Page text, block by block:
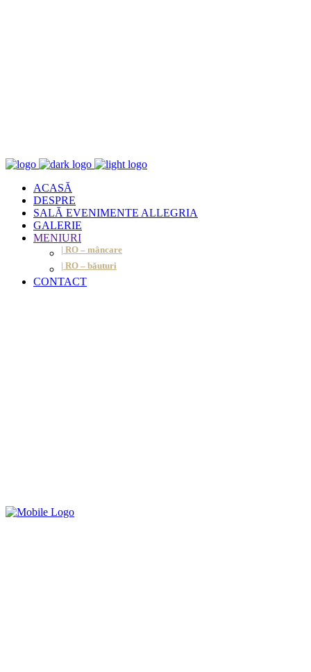
ACASĂ
DESPRE
SALĂ EVENIMENTE ALLEGRIA
GALERIE
MENIURI
| RO – mâncare
| RO – băuturi
CONTACT